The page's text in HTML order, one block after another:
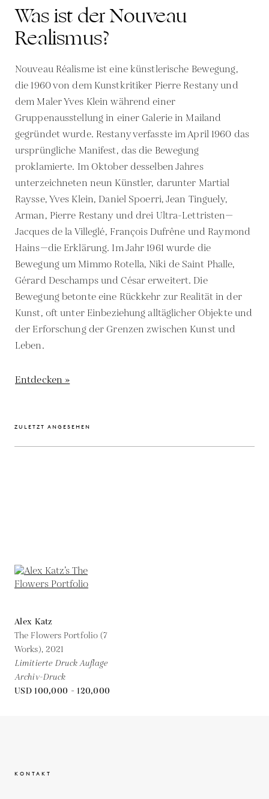
Was ist der Nouveau
Realismus?
Nouveau Réalisme ist eine künstlerische Bewegung,
die 1960 von dem Kunstkritiker Pierre Restany und
dem Maler Yves Klein während einer
Gruppenausstellung in einer Galerie in Mailand
gegründet wurde. Restany verfasste im April 1960 das
ursprüngliche Manifest, das die Bewegung
proklamierte. Im Oktober desselben Jahres
unterzeichneten neun Künstler, darunter Martial
Raysse, Yves Klein, Daniel Spoerri, Jean Tinguely,
Arman, Pierre Restany und drei Ultra-Lettristen—
Jacques de la Villeglé, François Dufrêne und Raymond
Hains—die Erklärung. Im Jahr 1961 wurde die
Bewegung um Mimmo Rotella, Niki de Saint Phalle,
Gérard Deschamps und César erweitert. Die
Bewegung betonte eine Rückkehr zur Realität in der
Kunst, oft unter Einbeziehung alltäglicher Objekte und
der Erforschung der Grenzen zwischen Kunst und
Leben.
Entdecken »
ZULETZT ANGESEHEN
Alex Katz
The Flowers Portfolio (7
Works), 2021
Limitierte Druck Auflage
Archiv-Druck
USD 100,000 - 120,000
KONTAKT